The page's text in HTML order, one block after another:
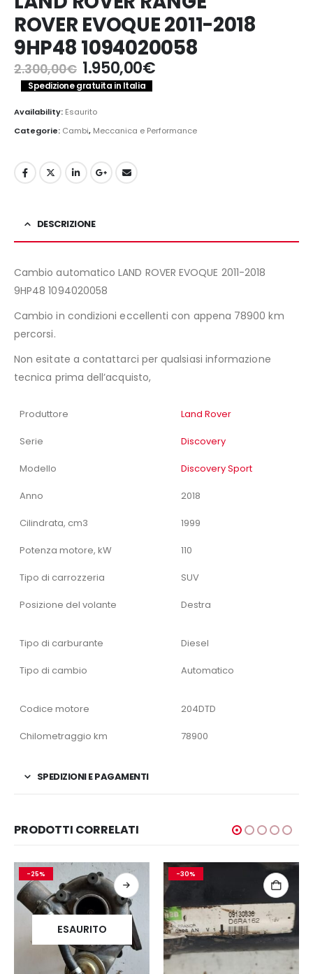
ROVER EVOQUE 2011-2018
9HP48 1094020058
2.300,00€ Il
prezzo
originale
era:
2.300,00€.
1.950,00€Il
1.950,00€.
Spedizione gratuita in Italia
Availability: Esaurito
Categorie: Cambi, Meccanica e Performance
DESCRIZIONE
Cambio automatico LAND ROVER EVOQUE 2011-2018
9HP48 1094020058
Cambio in condizioni eccellenti con appena 78900 km
percorsi.
Non esitate a contattarci per qualsiasi informazione
tecnica prima dell’acquisto,
Produttore Land Rover
Serie Discovery
Modello Discovery Sport
Anno 2018
Cilindrata, cm3 1999
Potenza motore, kW 110
Tipo di carrozzeria SUV
Posizione del volante Destra
Tipo di carburante Diesel
Tipo di cambio Automatico
Codice motore 204DTD
Chilometraggio km 78900
SPEDIZIONI E PAGAMENTI
PRODOTTI CORRELATI
-25%
ESAURITO
-30%